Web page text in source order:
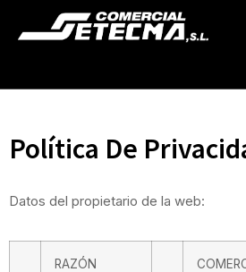
Política De
Datos del propietario de la web:
RAZÓN